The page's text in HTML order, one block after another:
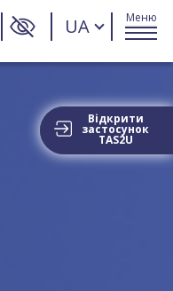
UA Меню
Відкрити
застосунок
TAS2U